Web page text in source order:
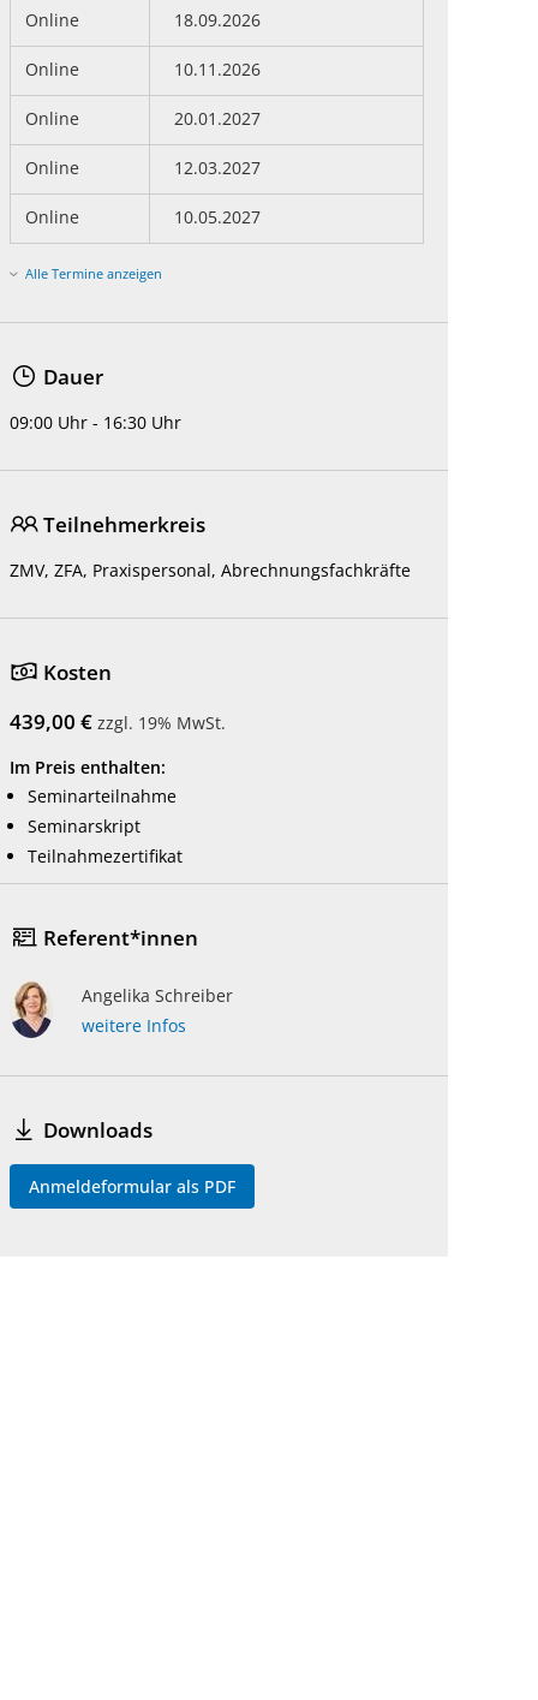
Online 18.09.2026
Online 10.11.2026
Online 20.01.2027
Online 12.03.2027
Online 10.05.2027
Alle Termine anzeigen
Dauer
09:00 Uhr - 16:30 Uhr
Teilnehmerkreis
ZMV, ZFA, Praxispersonal, Abrechnungsfachkräfte
Kosten
439,00 €zzgl. 19% MwSt.
Im Preis enthalten:
Seminarteilnahme
Seminarskript
Teilnahmezertifikat
Referent*innen
Angelika Schreiber
weitere Infos
Downloads
Anmeldeformular als PDF